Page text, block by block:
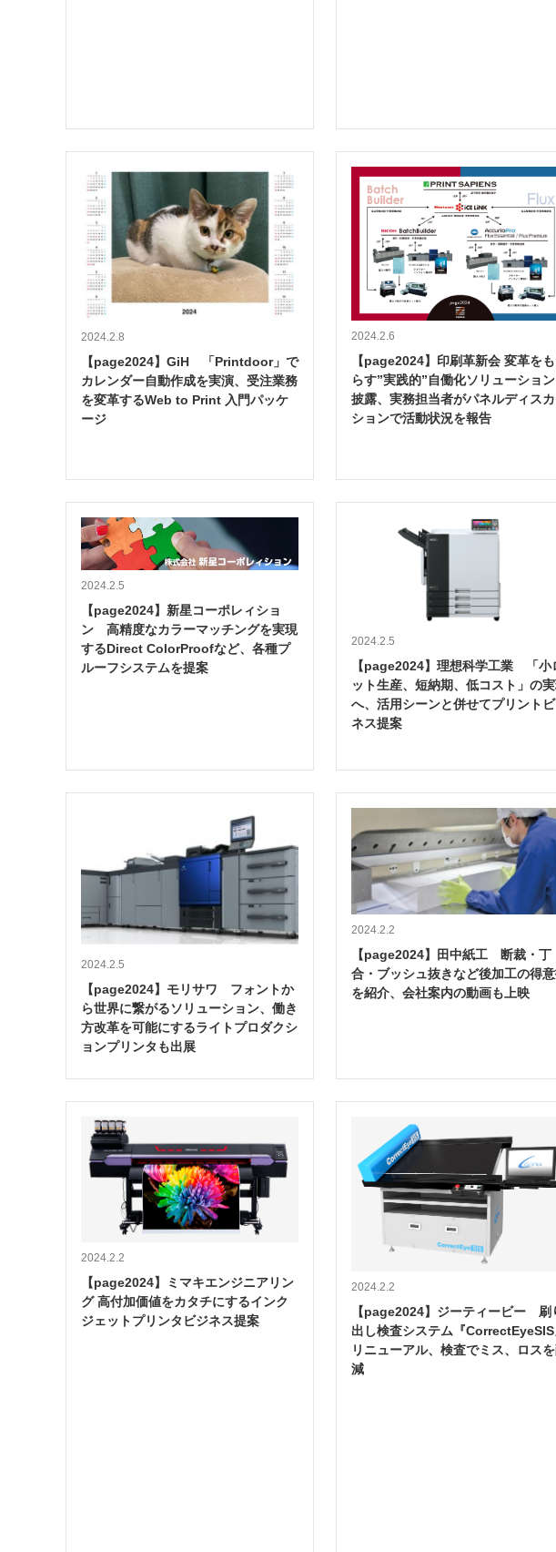
【page2024】GiH 「Printdoor」で
カレンダー自動作成を実演、受注業務
を変革するWeb to Print 入門パッケ
ージ
2024.2.8
【page2024】印刷革新会 変革を
らす”実践的”自働化ソリューショ
披露、実務担当者がパネルディス
ションで活動状況を報告
2024.2.6
【page2024】新星コーポレィショ
ン 高精度なカラーマッチングを実現
するDirect ColorProofなど、各種プ
ルーフシステムを提案
2024.2.5
【page2024】理想科学工業 「小
ット生産、短納期、低コスト」の
へ、活用シーンと併せてプリント
ネス提案
2024.2.5
【page2024】モリサワ フォントか
ら世界に繋がるソリューション、働き
方改革を可能にするライトプロダクシ
ョンプリンタも出展
2024.2.5
【page2024】田中紙工 断裁・丁
合・ブッシュ抜きなど後加工の得
を紹介、会社案内の動画も上映
2024.2.2
【page2024】ミマキエンジニアリン
グ 高付加価値をカタチにするインク
ジェットプリンタビジネス提案
2024.2.2
【page2024】ジーティービー 刷
出し検査システム『CorrectEyeSIS
リニューアル、検査でミス、ロスを
減
2024.2.2